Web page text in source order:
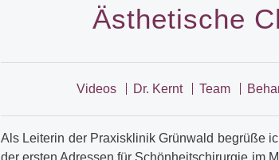
Ästhetische
Videos Dr. Kernt Team
Als Leiterin der Praxisklinik Grünwald begrüße